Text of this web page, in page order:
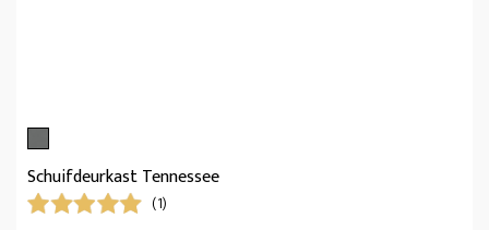
Schuifdeurkast Tennessee
(1)